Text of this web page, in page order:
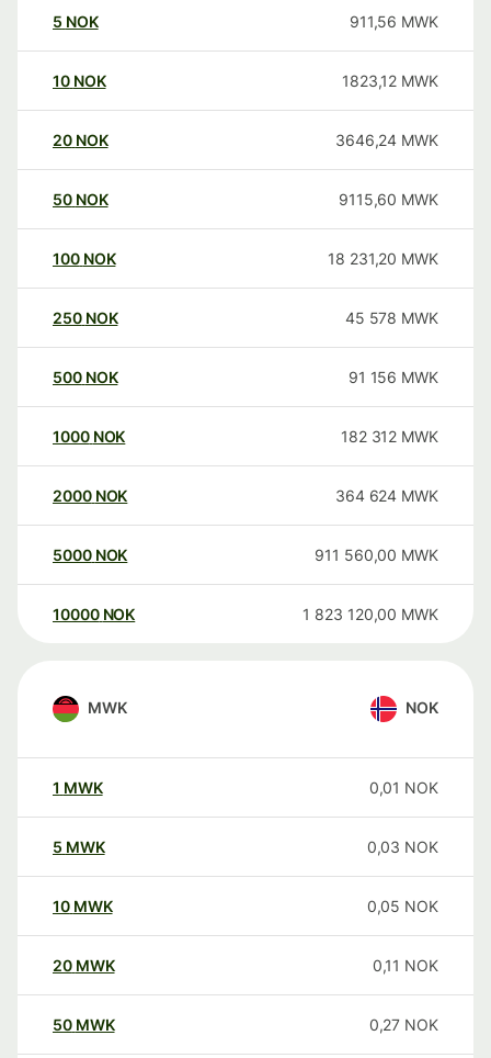
5 NOK 911,56 MWK
10 NOK 1823,12 MWK
20 NOK 3646,24 MWK
50 NOK 9115,60 MWK
100 NOK 18 231,20 MWK
250 NOK 45 578 MWK
500 NOK 91 156 MWK
1000 NOK 182 312 MWK
2000 NOK 364 624 MWK
5000 NOK 911 560,00 MWK
10000 NOK 1 823 120,00 MWK
MWK NOK
1 MWK 0,01 NOK
5 MWK 0,03 NOK
10 MWK 0,05 NOK
20 MWK 0,11 NOK
50 MWK 0,27 NOK